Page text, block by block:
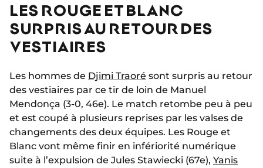
LES ROUGE ET BLANC
SURPRIS AU RETOUR DES
VESTIAIRES
Les hommes de Djimi Traoré sont surpris au retour
des vestiaires par ce tir de loin de Manuel
Mendonça (3-0, 46e). Le match retombe peu à peu
et est coupé à plusieurs reprises par les valses de
changements des deux équipes. Les Rouge et
Blanc vont même finir en infériorité numérique
suite à l’expulsion de Jules Stawiecki (67e), Yanis